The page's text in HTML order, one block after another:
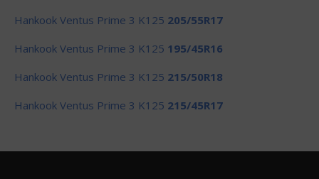
Hankook Ventus Prime 3 K125 205/55R17
Hankook Ventus Prime 3 K125 195/45R16
Hankook Ventus Prime 3 K125 215/50R18
Hankook Ventus Prime 3 K125 215/45R17